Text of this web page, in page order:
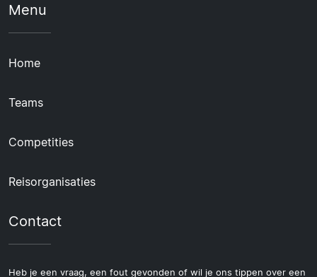
Menu
Home
Teams
Competities
Reisorganisaties
Contact
Heb je een vraag, een fout gevonden of wil je ons tippen over een